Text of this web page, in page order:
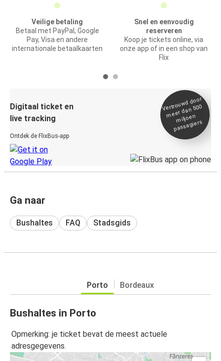
Veilige betaling
Betaal met PayPal, Google
Pay, Visa en andere
internationale betaalkaarten
Snel en eenvoudig
reserveren
Koop je tickets online, via
onze app of in een shop van
Flix
Digitaal ticket en
live tracking
Ontdek de FlixBus-app
Vertrou
wd door
meer dan 500
miljoen
passagiers
Ga naar
Bushaltes FAQ Stadsgids
Porto Bordeaux
Bushaltes in Porto
Opmerking: je ticket bevat de meest actuele
adresgegevens.